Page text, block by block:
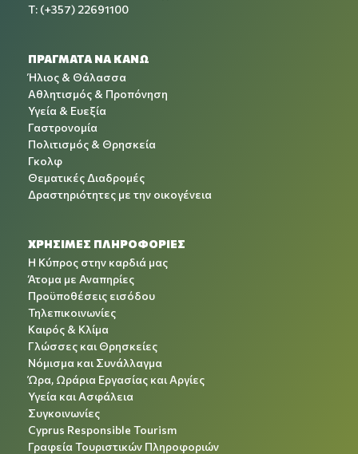
T: (+357) 22691100
ΠΡΑΓΜΑΤΑ ΝΑ ΚΑΝΩ
Ήλιος & Θάλασσα
Αθλητισμός & Προπόνηση
Υγεία & Ευεξία
Γαστρονομία
Πολιτισμός & Θρησκεία
Γκολφ
Θεματικές Διαδρομές
Δραστηριότητες με την οικογένεια
ΧΡΉΣΙΜΕΣ ΠΛΗΡΟΦΟΡΊΕΣ
Η Κύπρος στην καρδιά μας
Άτομα με Αναπηρίες
Προϋποθέσεις εισόδου
Τηλεπικοινωνίες
Καιρός & Κλίμα
Γλώσσες και Θρησκείες
Νόμισμα και Συνάλλαγμα
Ώρα, Ωράρια Εργασίας και Αργίες
Υγεία και Ασφάλεια
Συγκοινωνίες
Cyprus Responsible Tourism
Γραφεία Τουριστικών Πληροφοριών